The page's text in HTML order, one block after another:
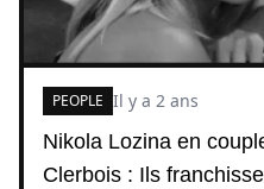
Nikola Lozina en
Clerbois : Ils
PEOPLE Il y a 2 ans